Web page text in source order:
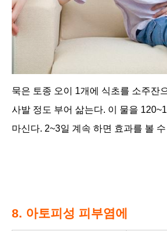
묵은 토종 오이 1개에 식초를 소주잔
사발 정도 부어 삶는다. 이 물을
마신다. 2~3일 계속 하면 효과를 볼
8. 아토피성 피부염에